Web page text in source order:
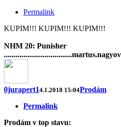
Permalink
KUPIM!!! KUPIM!!! KUPIM!!!
NHM 20: Punisher
0jurapert14.1.2018 15:04Prodám
Permalink
Prodám v top stavu: